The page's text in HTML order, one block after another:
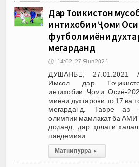
Дар Тоҷикистон
интихобии Ҷоми
футбол миёни
мегарданд
🕔 14:02, 27.Янв 2021
ДУШАНБЕ, 27.01.2021 /
Имсол дар
интихобии Ҷоми Осиё-
миёни духтарони то 17 ва
мегарданд. Тавре аз
олимпии мамлакат ба
доданд, дар ҳолати
пандемияи
Матни пурра ▸